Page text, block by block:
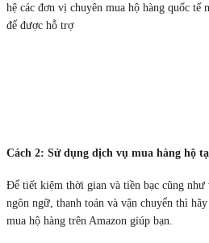
hệ các đơn vị chuyên mua hộ hàng quốc
để được hỗ trợ
Cách 2: Sử dụng dịch vụ mua hàng hộ
Để tiết kiệm thời gian và tiền bạc cũng như
ngôn ngữ, thanh toán và vận chuyển thì
mua hộ hàng trên Amazon giúp bạn.